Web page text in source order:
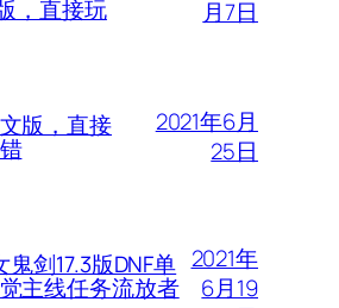
，直接玩 月7日
版，直接
2021年6月
25日
剑17.3版DNF单
主线任务流放者
2021年
6月19